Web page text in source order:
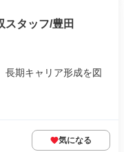
スタッフ/豊田
長期キャリア形成を図
気になる